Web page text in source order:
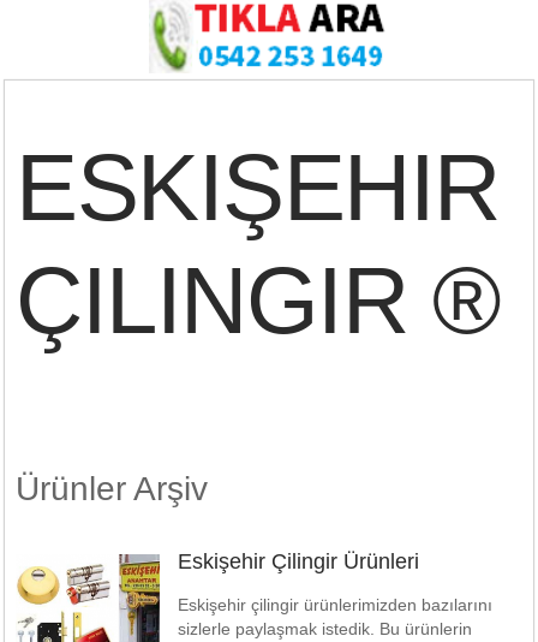
ESKIŞEHIR
ÇILINGIR ®
Ürünler Arşiv
Eskişehir Çilingir Ürünleri
Eskişehir çilingir ürünlerimizden bazılarını
sizlerle paylaşmak istedik. Bu ürünlerin